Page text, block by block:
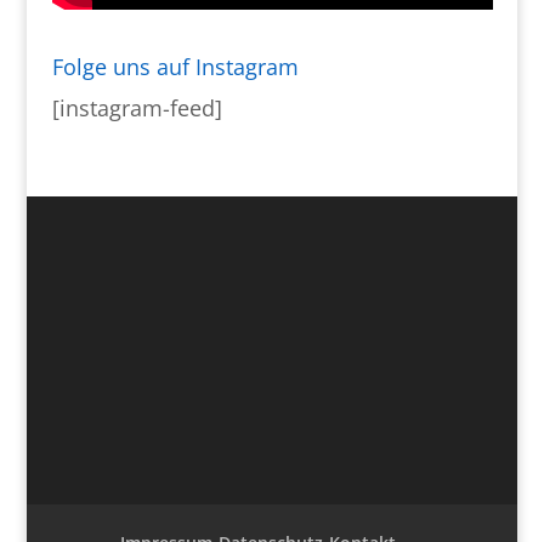
Folge uns auf Instagram
[instagram-feed]